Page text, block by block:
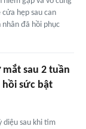
hẹp sau can
đã hồi phục
sau 2 tuần
hồi sức bật
diệu sau khi tim